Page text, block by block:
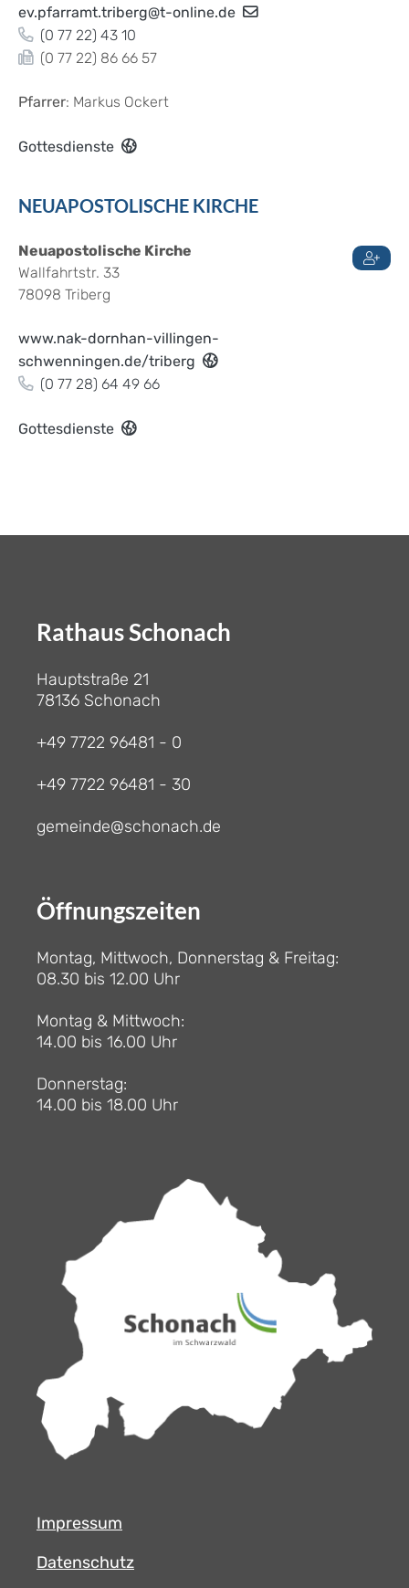
ev.pfarramt.triberg@t-online.de
(0 77 22) 43 10
(0 77 22) 86 66 57
Pfarrer: Markus Ockert
Gottesdienste
NEUAPOSTOLISCHE KIRCHE
Neuapostolische Kirche
Wallfahrtstr. 33
78098 Triberg
www.nak-dornhan-villingen-
schwenningen.de/triberg
(0 77 28) 64 49 66
Gottesdienste
Rathaus Schonach
Hauptstraße 21
78136 Schonach
+49 7722 96481 - 0
+49 7722 96481 - 30
gemeinde@schonach.de
Öffnungszeiten
Montag, Mittwoch, Donnerstag & Freitag:
08.30 bis 12.00 Uhr
Montag & Mittwoch:
14.00 bis 16.00 Uhr
Donnerstag:
14.00 bis 18.00 Uhr
Impressum
Datenschutz